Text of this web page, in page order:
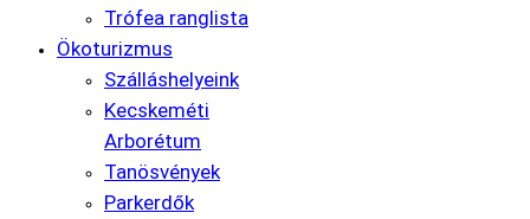
Trófea ranglista
Ökoturizmus
Szálláshelyeink
Kecskeméti
Arborétum
Tanösvények
Parkerdők